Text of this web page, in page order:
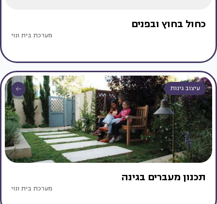
כחול בחוץ ובפנים
מערכת בית ונוי
עיצוב גינות
תכנון מעברים בגינה
מערכת בית ונוי